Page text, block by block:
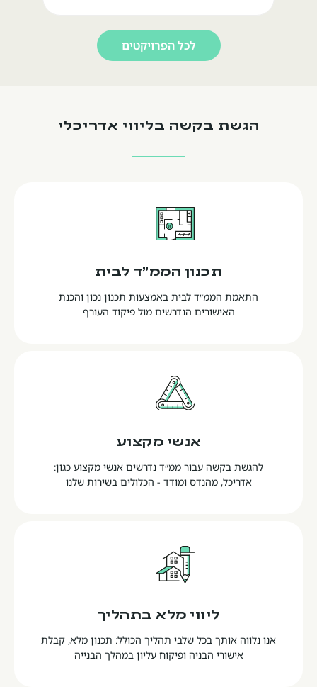
לכל הפרויקטים
הגשת בקשה בליווי אדריכלי
תכנון הממ"ד לבית
התאמת הממ״ד לבית באמצעות תכנון נכון והכנת
האישורים הנדרשים מול פיקוד העורף
אנשי מקצוע
להגשת בקשה עבור ממ״ד נדרשים אנשי מקצוע כגון:
אדריכל, מהנדס ומודד - הכלולים בשירות שלנו
ליווי מלא בתהליך
אנו נלווה אותך בכל שלבי תהליך הכולל: תכנון מלא, קבלת
אישורי הבניה ופיקוח עליון במהלך הבנייה